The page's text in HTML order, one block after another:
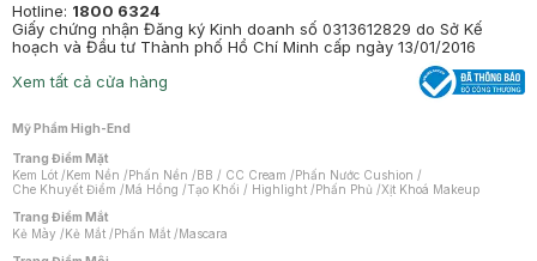
Hotline: 1800 6324
Giấy chứng nhận Đăng ký Kinh doanh số 0313612829 do Sở Kế
hoạch và Đầu tư Thành phố Hồ Chí Minh cấp ngày 13/01/2016
Xem tất cả cửa hàng
Mỹ Phẩm High-End
Trang Điểm Mặt
Kem Lót /Kem Nền /Phấn Nền /BB / CC Cream /Phấn Nước Cushion /
Che Khuyết Điểm /Má Hồng /Tạo Khối / Highlight /Phấn Phủ /Xịt Khoá Makeup
Trang Điểm Mắt
Kẻ Mày /Kẻ Mắt /Phấn Mắt /Mascara